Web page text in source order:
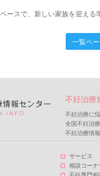
ースで、新しい家族を迎える
一覧ペ
不妊治療
不妊治療に
全国不妊治
不妊治療情
サービス
相談コーナ